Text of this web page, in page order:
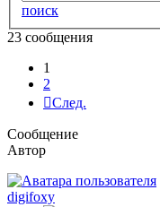
поиск
23 сообщения
1
2
След.
Сообщение
Автор
digifoxy